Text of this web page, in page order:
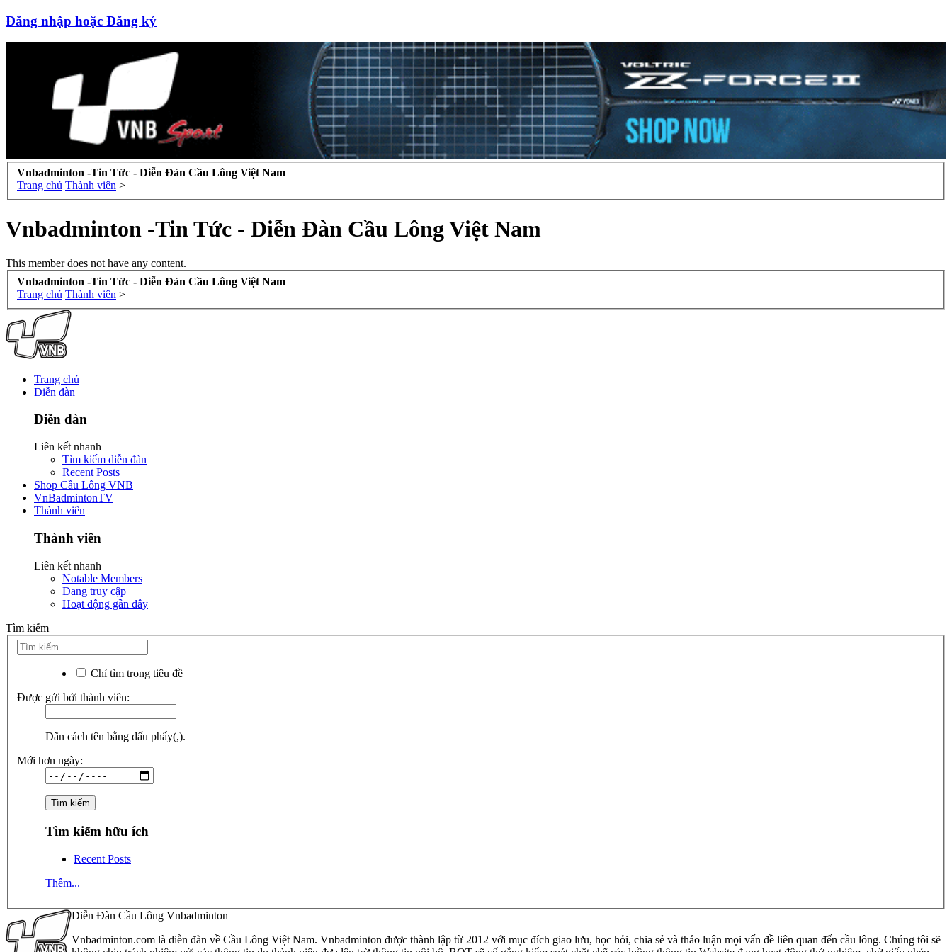
Đăng nhập hoặc Đăng ký
Vnbadminton -Tin Tức - Diễn Đàn Cầu Lông Việt Nam
Trang chủ Thành viên >
Vnbadminton -Tin Tức - Diễn Đàn Cầu Lông Việt Nam
This member does not have any content.
Vnbadminton -Tin Tức - Diễn Đàn Cầu Lông Việt Nam
Trang chủ Thành viên >
Trang chủ
Diễn đàn
Diễn đàn
Liên kết nhanh
Tìm kiếm diễn đàn
Recent Posts
Shop Cầu Lông VNB
VnBadmintonTV
Thành viên
Thành viên
Liên kết nhanh
Notable Members
Đang truy cập
Hoạt động gần đây
Tìm kiếm
Chỉ tìm trong tiêu đề
Được gửi bởi thành viên:
Dãn cách tên bằng dấu phẩy(,).
Mới hơn ngày:
Tìm kiếm hữu ích
Recent Posts
Thêm...
Diễn Đàn Cầu Lông Vnbadminton
Vnbadminton.com là diễn đàn về Cầu Lông Việt Nam. Vnbadminton được thành lập từ 2012 với mục đích giao lưu, học hỏi, chia sẻ và thảo luận mọi vấn đề liên quan đến cầu lông. Chúng tôi sẽ